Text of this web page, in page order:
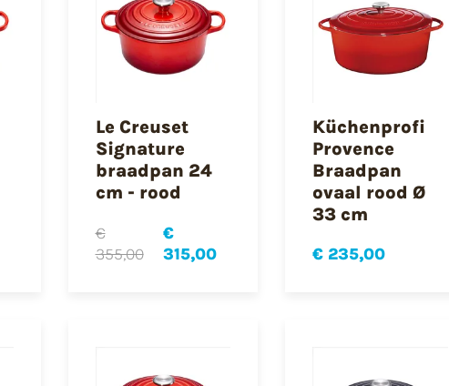
Le Creuset
Signature
braadpan 24
cm - rood
€
355,00
€
315,00
Küchenprofi
Provence
Braadpan
ovaal rood Ø
33 cm
€ 235,00